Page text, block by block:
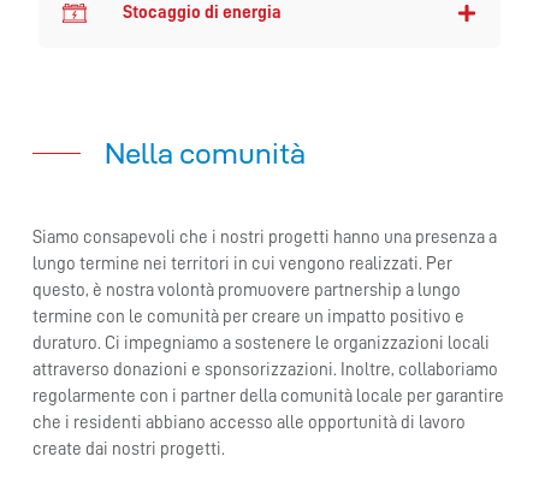
Stocaggio di energia
Nella comunità
Siamo consapevoli che i nostri progetti hanno una presenza a
lungo termine nei territori in cui vengono realizzati. Per
questo, è nostra volontà promuovere partnership a lungo
termine con le comunità per creare un impatto positivo e
duraturo. Ci impegniamo a sostenere le organizzazioni locali
attraverso donazioni e sponsorizzazioni. Inoltre, collaboriamo
regolarmente con i partner della comunità locale per garantire
che i residenti abbiano accesso alle opportunità di lavoro
create dai nostri progetti.